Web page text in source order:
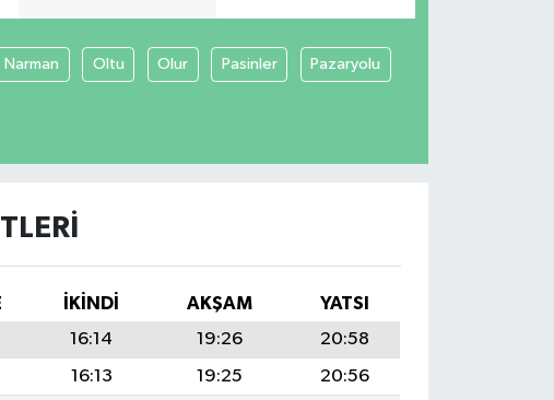
Narman Oltu Olur Pasinler Pazaryolu
İKINDI AKŞAM
YATSI
16:14 19:26
20:58
16:13 19:25 20:56